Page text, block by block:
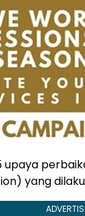
upaya
yang